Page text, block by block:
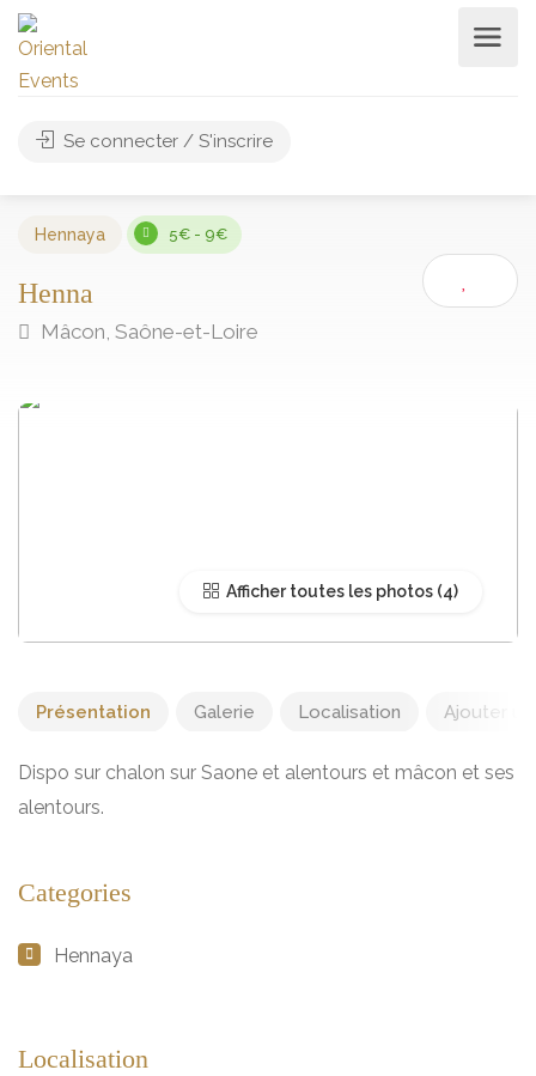
Se connecter / S'inscrire
Hennaya 5€ - 9€
Henna
Mâcon, Saône-et-Loire
Afficher toutes les photos
Présentation Galerie Localisation Ajouter un
Dispo sur chalon sur Saone et alentours et mâcon et ses
alentours.
Categories
Hennaya
Localisation